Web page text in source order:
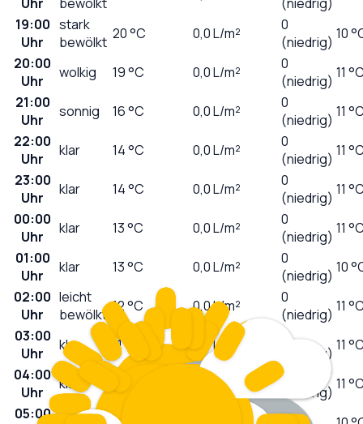
19:00
Uhr
stark
bewölkt 20°C 0,0L/m²
0
(niedrig) 10
20:00
Uhr
wolkig 19°C 0,0L/m²
0
(niedrig) 11
21:00
Uhr
sonnig 16°C 0,0L/m²
0
(niedrig) 11
22:00
Uhr
klar 14°C 0,0L/m²
0
(niedrig) 11
23:00
Uhr
klar 14°C 0,0L/m²
0
(niedrig) 11
00:00
Uhr
klar 13°C 0,0L/m²
0
(niedrig) 11
01:00
Uhr
klar 13°C 0,0L/m²
0
(niedrig) 10
02:00
Uhr
leicht
bewölkt 12°C 0,0L/m²
0
(niedrig) 11
03:00
Uhr
klar 11°C 0,0L/m²
0
(niedrig) 11
04:00
Uhr
klar L/m²
0
(niedrig) 11
05:00
0